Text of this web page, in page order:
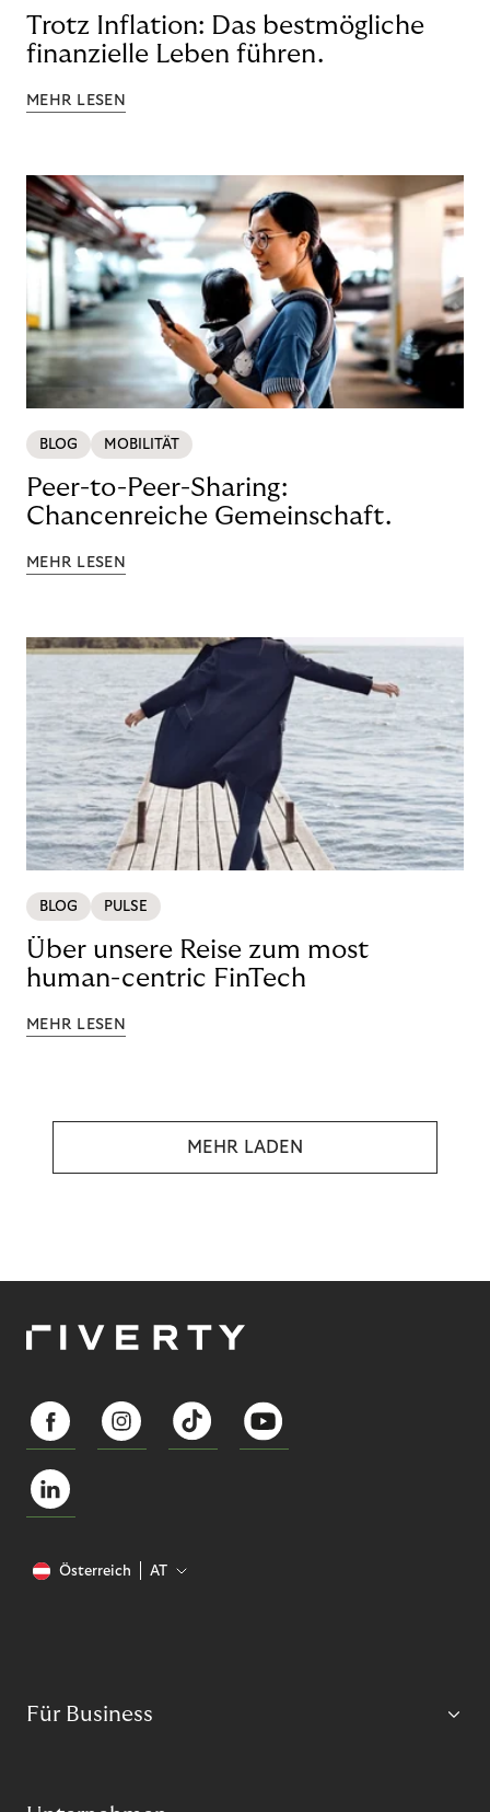
Trotz Inflation: Das bestmögliche
finanzielle Leben führen.
MEHR LESEN
BLOG MOBILITÄT
Peer-to-Peer-Sharing:
Chancenreiche Gemeinschaft.
MEHR LESEN
BLOG PULSE
Über unsere Reise zum most
human-centric FinTech
MEHR LESEN
MEHR LADEN
Österreich AT
Für Business